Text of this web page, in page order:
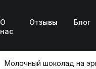
О
нас
Отзывы Блог
Молочный шоколад на